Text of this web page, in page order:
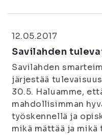
12.05.2017
Savilahden
Savilahden
järjestää
30.5. Haluamme,
mahdollisimman
työskennellä ja
mikä mättää ja